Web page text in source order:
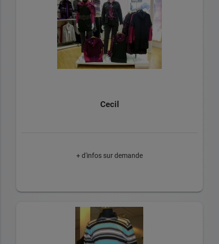
Cecil
+ d'infos sur demande